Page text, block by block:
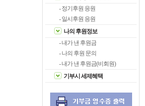
- 정기후원 응원
- 일시후원 응원
나의 후원정보
- 내가 낸 후원금
- 나의 후원 문의
- 내가 낸 후원금(비회원)
기부시 세제혜택